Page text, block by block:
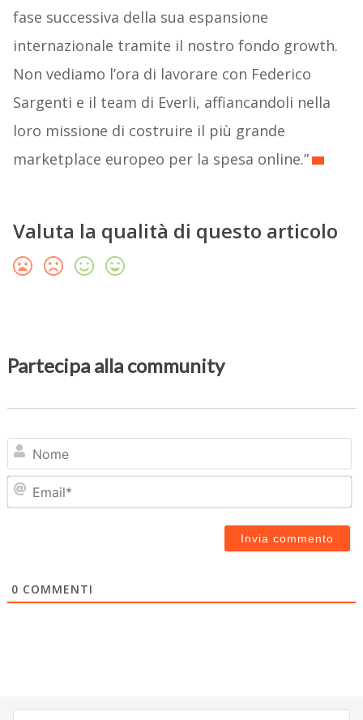
fase successiva della sua espansione
internazionale tramite il nostro fondo growth.
Non vediamo l’ora di lavorare con Federico
Sargenti e il team di Everli, affiancandoli nella
loro missione di costruire il più grande
marketplace europeo per la spesa online.”
Valuta la qualità di questo articolo
Partecipa alla community
0 COMMENTI